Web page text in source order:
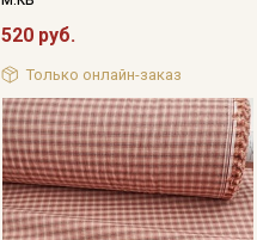
520 руб.
Только онлайн-заказ